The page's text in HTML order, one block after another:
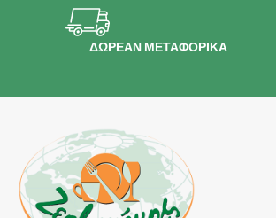
ΔΩΡΕΑΝ ΜΕΤΑΦΟΡΙΚΑ